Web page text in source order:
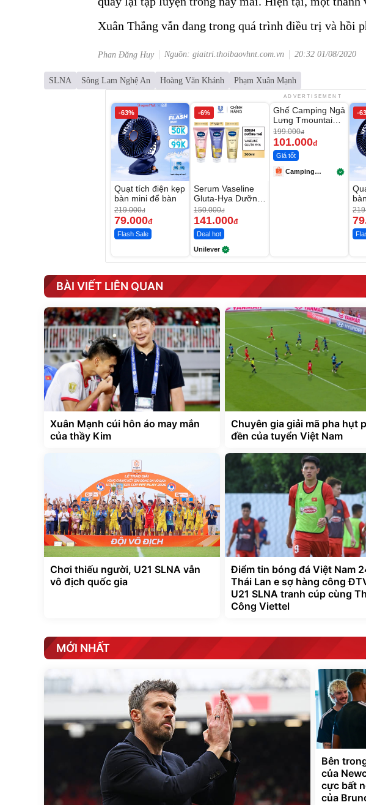
Xuân Thắng vẫn đang trong quá trình điều trị và hồi
Phan Đăng Huy Nguồn: giaitri.thoibaovhnt.com.vn 20:32 01/08/2020
SLNA Sông Lam Nghệ An Hoàng Văn Khánh Phạm Xuân Mạnh
ADVERTISEMENT
-63%
Quạt tích điện kẹp
bàn mini để bàn
219.000đ
79.000đ
Flash Sale
-6%
Serum Vaseline
Gluta-Hya Dưỡng
Da Sáng Mịn Sau
7 Ngày
150.000đ
141.000đ
Deal hot
Unilever
-49%
Unmute
Ghế Camping Ngả
Lưng Tmountain
Gấp Gọn
199.000đ
101.000đ
Giá tốt
Camping
-
BÀI VIẾT LIÊN QUAN
Xuân Mạnh cúi hôn áo may mắn
của thầy Kim
Chuyên gia giải mã pha hụt
đền của tuyển Việt Nam
Chơi thiếu người, U21 SLNA vẫn
vô địch quốc gia
Điểm tin bóng đá Việt Nam
Thái Lan e sợ hàng công
U21 SLNA tranh cúp cùng
Công Viettel
MỚI NHẤT
Bên
của
cực bất
của